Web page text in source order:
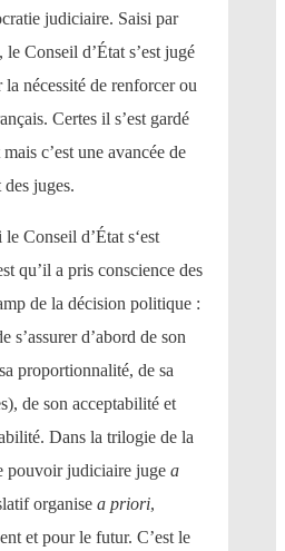
judiciaire. Saisi par
Conseil d’État s’est jugé
nécessité de renforcer ou
Certes il s’est gardé
c’est une avancée de
juges.
le Conseil d’État s‘est
qu’il a pris conscience des
de la décision politique :
s’assurer d’abord de son
proportionnalité, de sa
de son acceptabilité et
Dans la trilogie de la
pouvoir judiciaire juge a
organise a priori,
et pour le futur. C’est le